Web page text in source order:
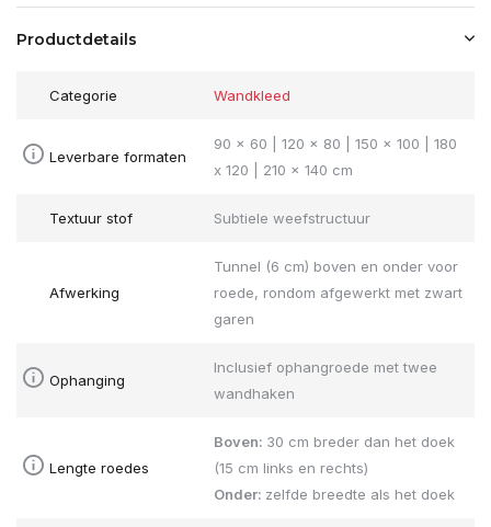
Productdetails
Categorie Wandkleed
Leverbare formaten
90 x 60 | 120 x 80 | 150 x 100 | 180
x 120 | 210 x 140 cm
Textuur stof Subtiele weefstructuur
Afwerking
Tunnel (6 cm) boven en onder voor
roede, rondom afgewerkt met zwart
garen
Ophanging
Inclusief ophangroede met twee
wandhaken
Lengte roedes
Boven: 30 cm breder dan het doek
(15 cm links en rechts)
Onder: zelfde breedte als het doek